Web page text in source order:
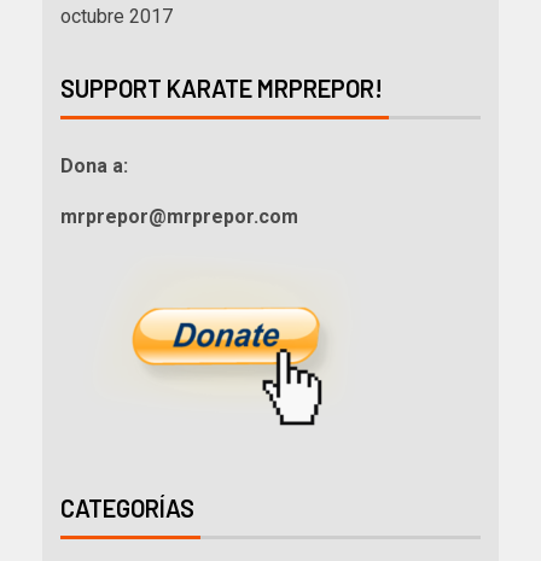
octubre 2017
SUPPORT KARATE MRPREPOR!
Dona a:
mrprepor@mrprepor.com
CATEGORÍAS